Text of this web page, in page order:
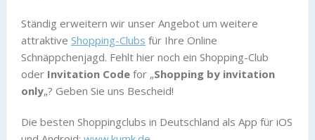
Ständig erweitern wir unser Angebot um weitere
attraktive Shopping-Clubs für Ihre Online
Schnäppchenjagd. Fehlt hier noch ein Shopping-Club
oder Invitation Code for „Shopping by invitation
only„? Geben Sie uns Bescheid!
Die besten Shoppingclubs in Deutschland als App für iOS